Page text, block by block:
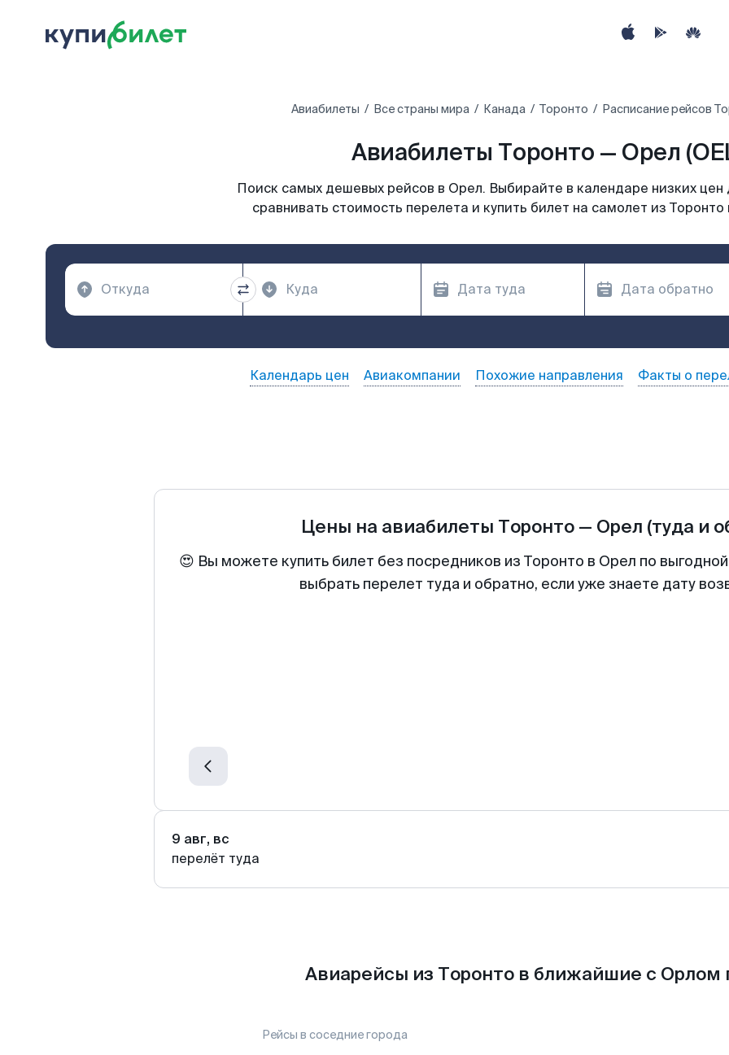
Авиабилеты Все страны мира Канада Торонто Расписание рейсов
Авиабилеты Торонто — Орел
Поиск самых дешевых рейсов в Орел. Выбирайте в календаре низких цен
сравнивать стоимость перелета и купить билет на самолет из
Календарь цен Авиакомпании Похожие направления Факты о
Цены на авиабилеты Торонто — Орел (туда и
😍 Вы можете купить билет без посредников из Торонто в Орел по
выбрать перелет туда и обратно, если уже знаете дату
9 авг, вс
перелёт туда
Авиарейсы из Торонто в ближайшие с Орлом
Рейсы в соседние города